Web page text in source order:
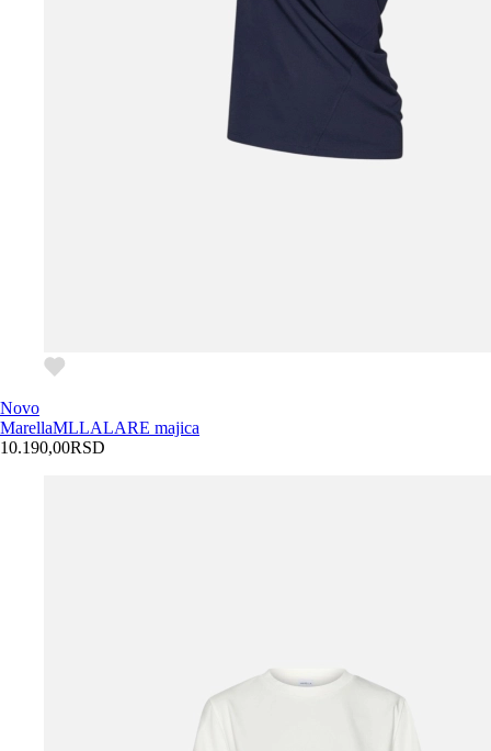
Novo
MarellaMLLALARE majica
10.190,00RSD